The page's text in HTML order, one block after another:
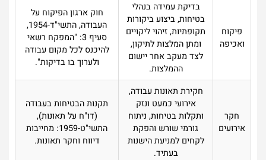
פיקוח
ואכיפה
בדיקת עמידה בנהלי
בטיחות, ביצוע ביקורות
תקופתיות, זיהוי ליקויים
ומתן המלצות לתיקון,
לצד מעקב אחר יישום
ההמלצות.
חוק ארגון הפיקוח על
העבודה, התשי"ד-1954,
סעיף 3: "המפקח רשאי
להיכנס לכל מקום עבודה
ולערוך בו בדיקות".
חקר
אירועים
חקירת תאונות עבודה,
אירועי כמעט ונזק
ותקלות בטיחות, ניתוח
גורמי שורש והפקת
לקחים למניעת הישנות
בעתיד.
תקנות הבטיחות בעבודה
(דו"ח על תאונות),
התשי"ט-1959: מחייבות
דיווח וחקר תאונות.